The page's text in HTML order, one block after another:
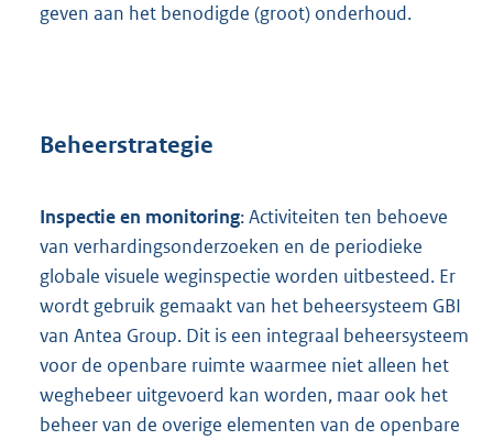
geven aan het benodigde (groot) onderhoud.
Beheerstrategie
Inspectie en monitoring: Activiteiten ten behoeve
van verhardingsonderzoeken en de periodieke
globale visuele weginspectie worden uitbesteed. Er
wordt gebruik gemaakt van het beheersysteem GBI
van Antea Group. Dit is een integraal beheersysteem
voor de openbare ruimte waarmee niet alleen het
weghebeer uitgevoerd kan worden, maar ook het
beheer van de overige elementen van de openbare